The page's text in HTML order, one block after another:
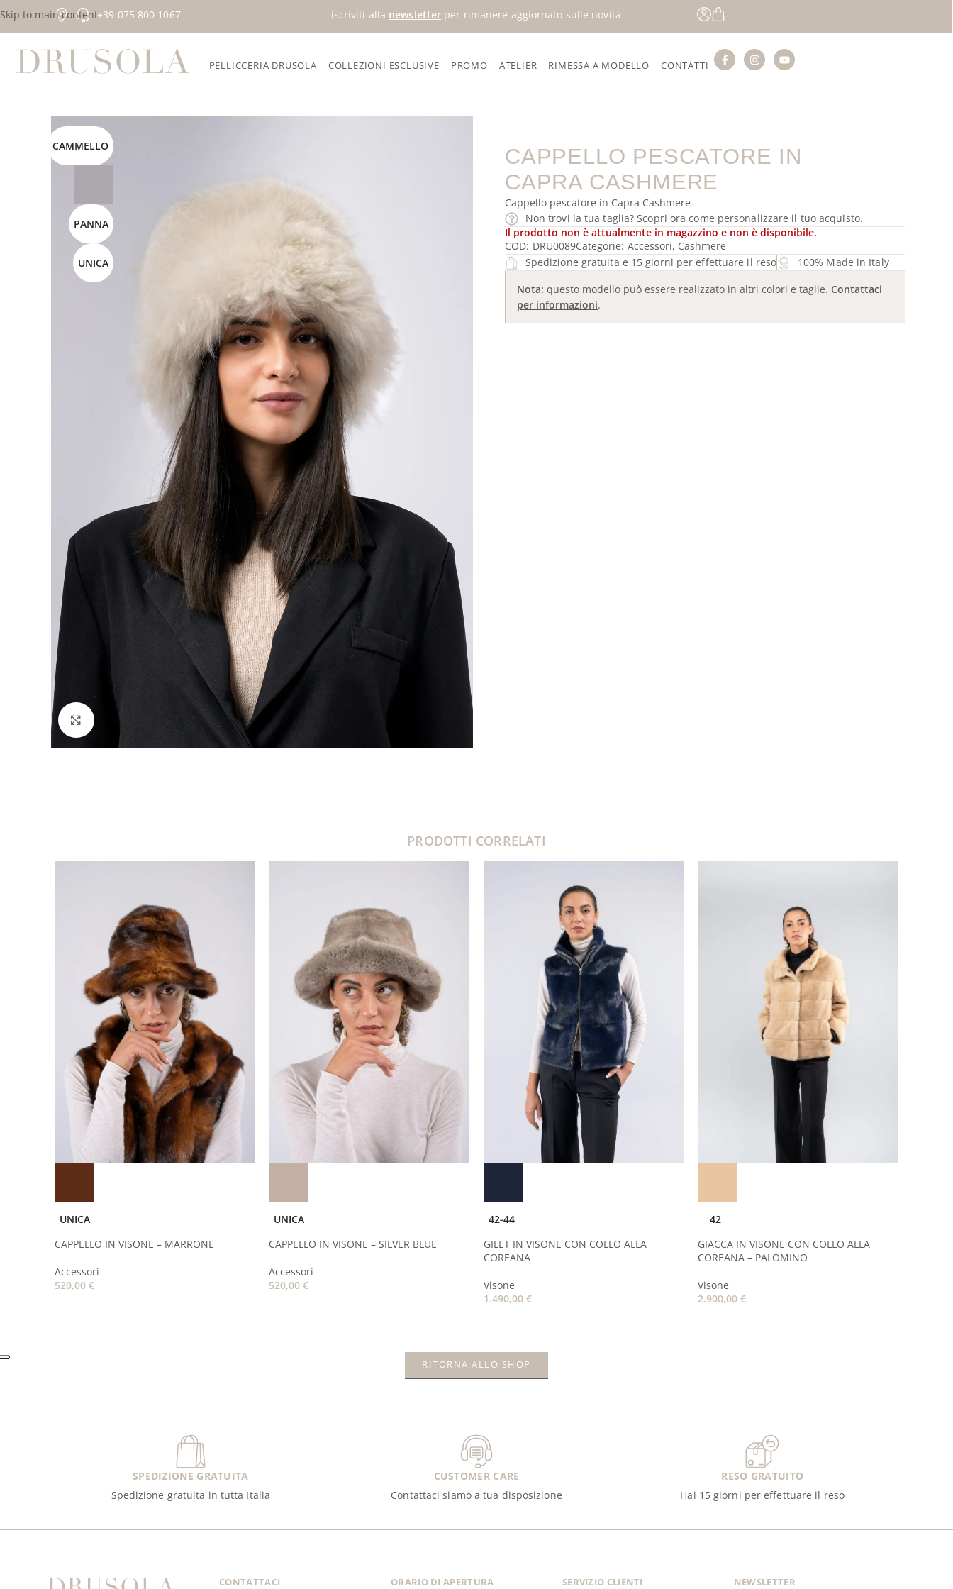
Skip to main content+39 075 800 1067 iscriviti alla newsletter per rimanere aggiornato sulle novità
PELLICCERIA DRUSOLA COLLEZIONI ESCLUSIVE PROMO ATELIER RIMESSA A MODELLO CONTATTI
CAMMELLO
PANNA
UNICA
Click to enlarge
CAPPELLO PESCATORE IN
CAPRA CASHMERE
Cappello pescatore in Capra Cashmere
Non trovi la tua taglia? Scopri ora come personalizzare il tuo acquisto.
Il prodotto non è attualmente in magazzino e non è disponibile.
COD: DRU0089Categorie: Accessori, Cashmere
Spedizione gratuita e 15 giorni per effettuare il reso
100% Made in Italy
Nota: questo modello può essere realizzato in altri colori e taglie. Contattaci
per informazioni.
PRODOTTI CORRELATI
UNICA
CAPPELLO IN VISONE – MARRONE
Accessori
520,00 €
UNICA
CAPPELLO IN VISONE – SILVER BLUE
Accessori
520,00€
42-44
GILET IN VISONE CON COLLO ALLA
COREANA
Visone
1.490,00 €
42
GIACCA IN VISONE CON COLLO ALLA
COREANA – PALOMINO
Visone
2.900,00€
RITORNA ALLO SHOP
SPEDIZIONE GRATUITA
Spedizione gratuita in tutta Italia
CUSTOMER CARE
Contattaci siamo a tua disposizione
RESO GRATUITO
Hai 15 giorni per effettuare il reso
CONTATTACI ORARIO DI APERTURA SERVIZIO CLIENTI NEWSLETTER